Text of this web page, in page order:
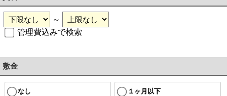
～
管理費込みで検索
敷金
なし １ヶ月以下